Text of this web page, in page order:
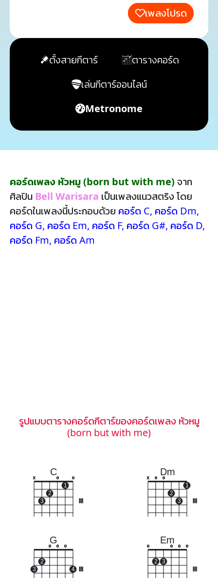
เพลงโปรด
ตั้งสายกีตาร์
ตารางคอร์ด
เล่นกีตาร์ออนไลน์
Metronome
คอร์ดเพลง หัวหมู (born but with me) จาก
ศิลปิน Bell Warisara เป็นเพลงแนวสตริง โดย
คอร์ดในเพลงนี้ประกอบด้วย คอร์ด C, คอร์ด Dm,
คอร์ด G, คอร์ด Em, คอร์ด F, คอร์ด G#, คอร์ด D,
คอร์ด Fm, คอร์ด Am
รูปแบบตารางคอร์ดกีตาร์ของคอร์ดเพลง หัวหมู
(born but with me)
C
x
3
2
o
1
o
Dm
x o o
2
3
1
G
3
2
o o o
4
Em
o
2 3
o o o